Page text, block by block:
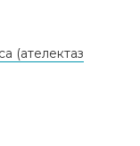
(ателектаз